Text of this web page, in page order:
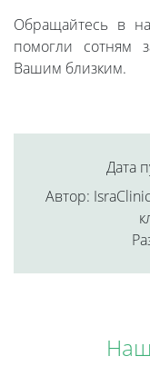
Обращайтесь в
помогли
Вашим близким.
Дата
Автор: